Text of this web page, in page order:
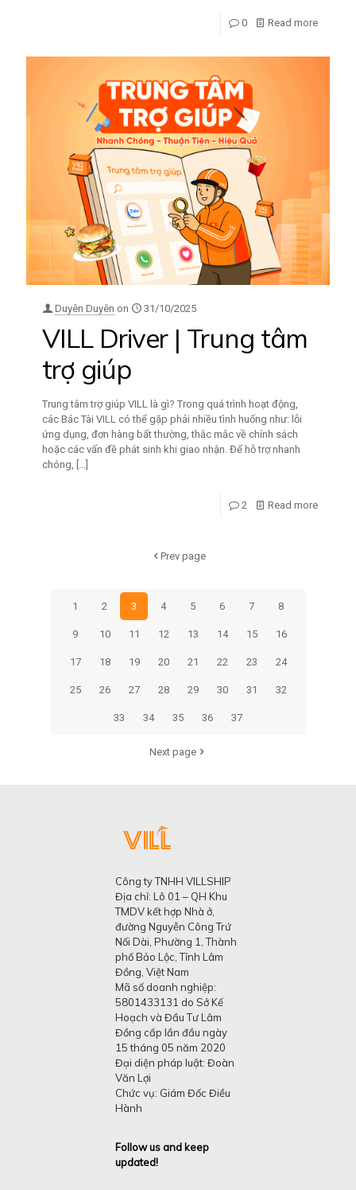
0 Read more
Duyên Duyên on 31/10/2025
VILL Driver | Trung tâm
trợ giúp
Trung tâm trợ giúp VILL là gì? Trong quá trình hoạt động,
các Bác Tài VILL có thể gặp phải nhiều tình huống như: lỗi
ứng dụng, đơn hàng bất thường, thắc mắc về chính sách
hoặc các vấn đề phát sinh khi giao nhận. Để hỗ trợ nhanh
chóng, […]
2 Read more
Prev page
1 2 3 4 5 6 7 8
9 10 11 12 13 14 15 16
17 18 19 20 21 22 23 24
25 26 27 28 29 30 31 32
33 34 35 36 37
Next page
Công ty TNHH VILLSHIP
Địa chỉ: Lô 01 – QH Khu
TMDV kết hợp Nhà ở,
đường Nguyễn Công Trứ
Nối Dài, Phường 1, Thành
phố Bảo Lộc, Tỉnh Lâm
Đồng, Việt Nam
Mã số doanh nghiệp:
5801433131 do Sở Kế
Hoạch và Đầu Tư Lâm
Đồng cấp lần đầu ngày
15 tháng 05 năm 2020
Đại diện pháp luật: Đoàn
Văn Lợi
Chức vụ: Giám Đốc Điều
Hành
Follow us and keep
updated!